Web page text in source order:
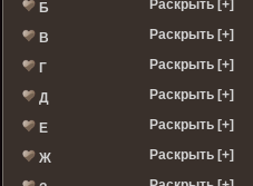
Б Раскрыть [+]
В Раскрыть [+]
Г Раскрыть [+]
Д Раскрыть [+]
Е Раскрыть [+]
Ж Раскрыть [+]